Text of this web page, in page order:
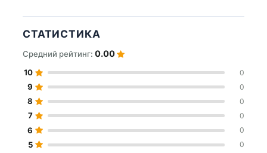
СТАТИСТИКА
Средний рейтинг: 0.00
10 0
9 0
8 0
7 0
6 0
5 0